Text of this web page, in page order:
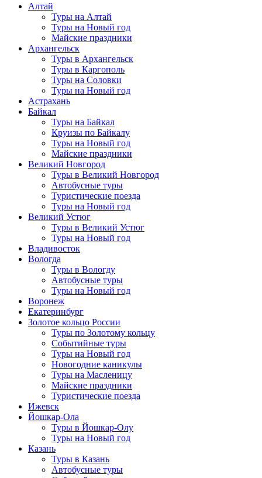
Алтай
Туры на Алтай
Туры на Новый год
Майские праздники
Архангельск
Туры в Архангельск
Туры в Каргополь
Туры на Соловки
Туры на Новый год
Астрахань
Байкал
Туры на Байкал
Круизы по Байкалу
Туры на Новый год
Майские праздники
Великий Новгород
Туры в Великий Новгород
Автобусные туры
Туристические поезда
Туры на Новый год
Великий Устюг
Туры в Великий Устюг
Туры на Новый год
Владивосток
Вологда
Туры в Вологду
Автобусные туры
Туры на Новый год
Воронеж
Екатеринбург
Золотое кольцо России
Туры по Золотому кольцу
Событийные туры
Туры на Новый год
Новогодние каникулы
Туры на Масленицу
Майские праздники
Туристические поезда
Ижевск
Йошкар-Ола
Туры в Йошкар-Олу
Туры на Новый год
Казань
Туры в Казань
Автобусные туры